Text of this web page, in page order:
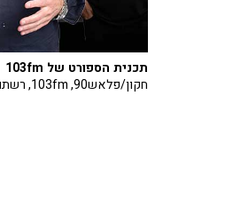
תכנית הספורט של 103fm
חקון/פלאש90, 103fm, רשתות חברתיות, עיבודי AI